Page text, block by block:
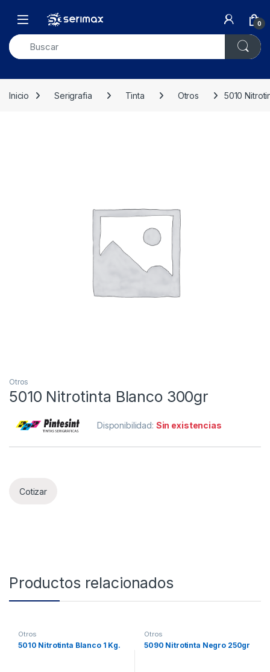
Open 0
Inicio Serigrafia Tinta Otros 5010
Otros
5010 Nitrotinta Blanco 300gr
Disponibilidad: Sin existencias
Cotizar
Productos relacionados
Otros
5010 Nitrotinta Blanco 1 Kg.
Otros
5090 Nitrotinta Negro 250gr